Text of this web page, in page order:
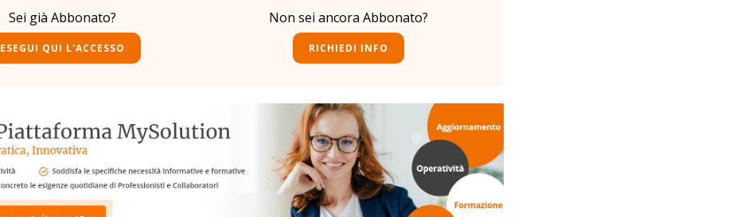
Sei già Abbonato?
ESEGUI QUI L'ACCESSO
Non sei ancora Abbonato?
RICHIEDI INFO